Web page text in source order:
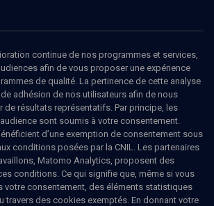
J’aime
1
continue de nos programmes et services,
afin de vous proposer une expérience
de qualité. La pertinence de cette analyse
adhésion de nos utilisateurs afin de nous
de résultats représentatifs. Par principe, les
sont soumis à votre consentement.
d’une exemption de consentement sous
conditions posées par la CNIL. Les partenaires
Matomo Analytics, proposent des
conditions. Ce qui signifie que, même si vous
votre consentement, des éléments statistiques
travers des cookies exemptés. En donnant votre